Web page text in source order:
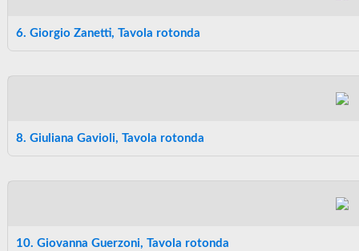
6. Giorgio Zanetti, Tavola rotonda
8. Giuliana Gavioli, Tavola rotonda
10. Giovanna Guerzoni, Tavola rotonda